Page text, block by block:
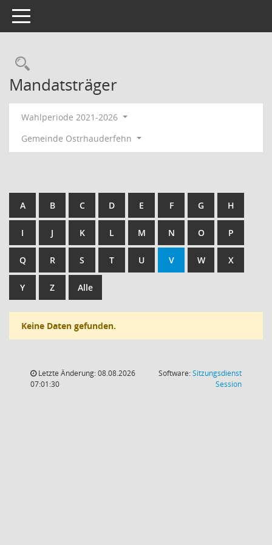
Toggle navigation
Rechercheauswahl
Mandatsträger
Wahlperiode 2021-2026
Gemeinde Ostrhauderfehn
A B C D E F G H
I J K L M N O P
Q R S T U V W X
Y Z Alle
Keine Daten gefunden.
Letzte Änderung: 08.08.2026
07:01:30
Software:Sitzungsdienst
Session(Wird in